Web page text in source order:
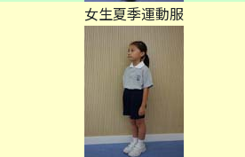
女生夏季運動服